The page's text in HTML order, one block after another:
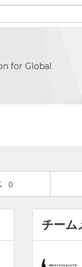
for Global
0
チーム